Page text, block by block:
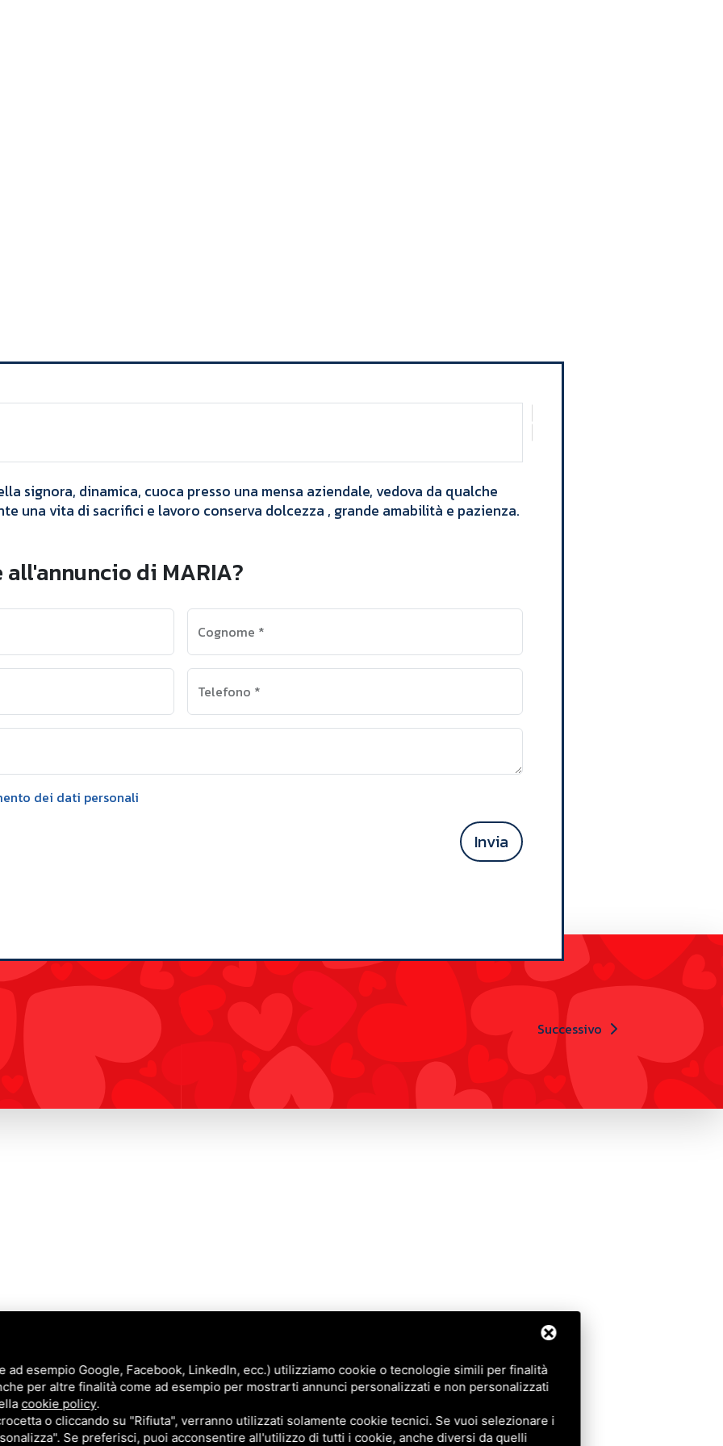
ad esempio Google, Facebook, LinkedIn, ecc.) utilizziamo cookie o tecnologie simili per finalità
per altre finalità come ad esempio per mostrarti annunci personalizzati e non personalizzati
cookie policy.
o cliccando su "Rifiuta", verranno utilizzati solamente cookie tecnici. Se vuoi selezionare i
Se preferisci, puoi acconsentire all'utilizzo di tutti i cookie, anche diversi da quelli
Annunci
MARIA
signora, dinamica, cuoca presso una mensa aziendale, vedova da qualche
una vita di sacrifici e lavoro conserva dolcezza , grande amabilità e pazienza.
di MARIA?
Cognome *
Telefono *
dei dati personali
Invia
Successivo
Annunci
Blog
Contatti